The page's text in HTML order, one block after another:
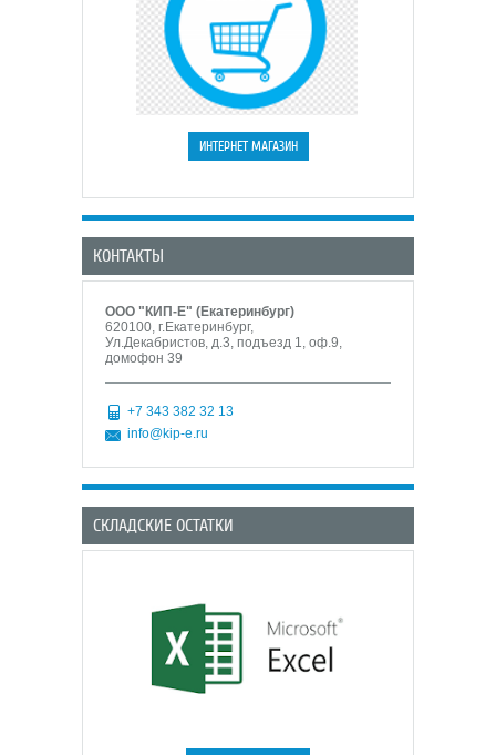
КОНТАКТЫ
ООО "КИП-Е" (Екатеринбург)
620100, г.Екатеринбург,
Ул.Декабристов, д.3, подъезд 1, оф.9,
домофон 39
+7 343 382 32 13
info@kip-e.ru
СКЛАДСКИЕ ОСТАТКИ